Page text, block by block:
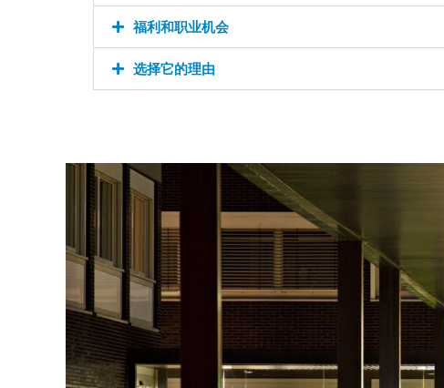
福利和职业机会
选择它的理由